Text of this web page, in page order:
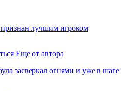
лучшим игроком
Еще от автора
засверкал огнями и уже в шаге